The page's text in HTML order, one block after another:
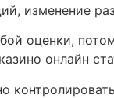
изменение
оценки,
онлайн